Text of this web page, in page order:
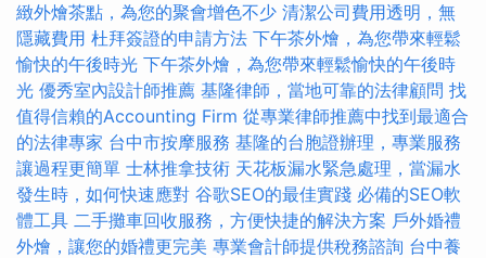
緻外燴茶點，為您的聚會增色不少 清潔公司費用透明，無
隱藏費用 杜拜簽證的申請方法 下午茶外燴，為您帶來輕鬆
愉快的午後時光 下午茶外燴，為您帶來輕鬆愉快的午後時
光 優秀室內設計師推薦 基隆律師，當地可靠的法律顧問 找
值得信賴的Accounting Firm 從專業律師推薦中找到最適合
的法律專家 台中市按摩服務 基隆的台胞證辦理，專業服務
讓過程更簡單 士林推拿技術 天花板漏水緊急處理，當漏水
發生時，如何快速應對 谷歌SEO的最佳實踐 必備的SEO軟
體工具 二手攤車回收服務，方便快捷的解決方案 戶外婚禮
外燴，讓您的婚禮更完美 專業會計師提供稅務諮詢 台中養